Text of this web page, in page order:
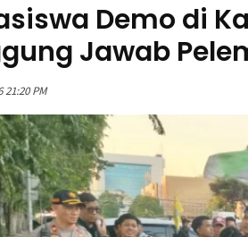
Demo di
Jawab
21:20 PM